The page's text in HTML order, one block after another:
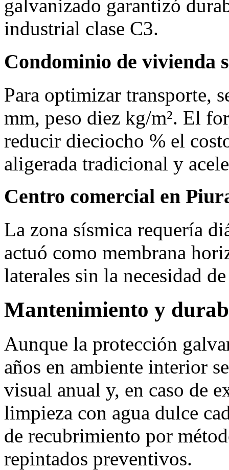
galvanizado garantizó
industrial clase C3.
Condominio de vivienda
Para optimizar transporte,
mm, peso diez kg/m². El
reducir dieciocho % el
aligerada tradicional y
Centro comercial en
La zona sísmica requería
actuó como membrana
laterales sin la necesidad
Mantenimiento y
Aunque la protección
años en ambiente interior
visual anual y, en caso de
limpieza con agua dulce
de recubrimiento por
repintados preventivos.